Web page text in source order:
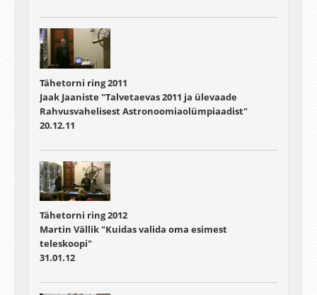
Tähetorni ring 2011
Jaak Jaaniste "Talvetaevas 2011 ja ülevaade
Rahvusvahelisest Astronoomiaolümpiaadist"
20.12.11
Tähetorni ring 2012
Martin Vällik "Kuidas valida oma esimest
teleskoopi"
31.01.12